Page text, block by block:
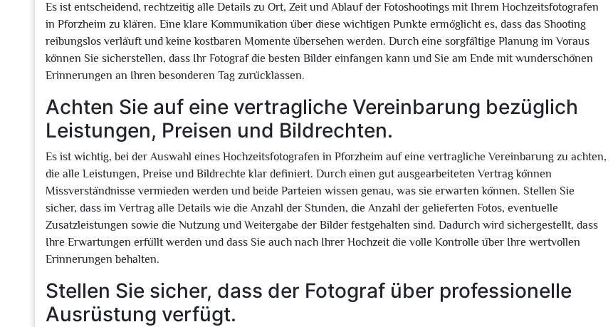
Es ist entscheidend, rechtzeitig alle Details zu Ort, Zeit und Ablauf der Fotoshootings mit Ihrem Hochzeitsfotografen
in Pforzheim zu klären. Eine klare Kommunikation über diese wichtigen Punkte ermöglicht es, dass das Shooting
reibungslos verläuft und keine kostbaren Momente übersehen werden. Durch eine sorgfältige Planung im Voraus
können Sie sicherstellen, dass Ihr Fotograf die besten Bilder einfangen kann und Sie am Ende mit wunderschönen
Erinnerungen an Ihren besonderen Tag zurücklassen.
Achten Sie auf eine vertragliche Vereinbarung bezüglich
Leistungen, Preisen und Bildrechten.
Es ist wichtig, bei der Auswahl eines Hochzeitsfotografen in Pforzheim auf eine vertragliche Vereinbarung zu achten,
die alle Leistungen, Preise und Bildrechte klar definiert. Durch einen gut ausgearbeiteten Vertrag können
Missverständnisse vermieden werden und beide Parteien wissen genau, was sie erwarten können. Stellen Sie
sicher, dass im Vertrag alle Details wie die Anzahl der Stunden, die Anzahl der gelieferten Fotos, eventuelle
Zusatzleistungen sowie die Nutzung und Weitergabe der Bilder festgehalten sind. Dadurch wird sichergestellt, dass
Ihre Erwartungen erfüllt werden und dass Sie auch nach Ihrer Hochzeit die volle Kontrolle über Ihre wertvollen
Erinnerungen behalten.
Stellen Sie sicher, dass der Fotograf über professionelle
Ausrüstung verfügt.